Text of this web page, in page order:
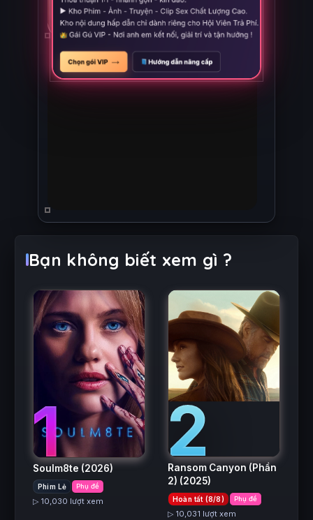
Bạn không biết xem gì ?
1
Soulm8te (2026)
Phim Lẻ Phụ đề
▷ 10,030 lượt xem
2
Ransom Canyon (Phần
2) (2025)
Hoàn tất (8/8) Phụ đề
▷ 10,031 lượt xem